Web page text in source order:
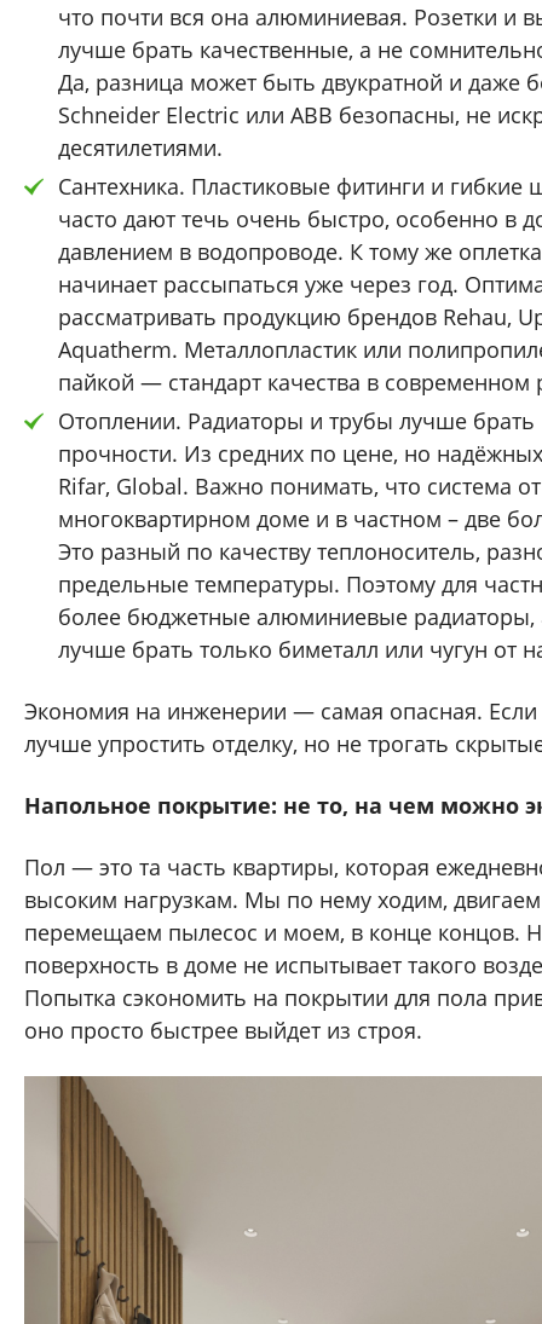
что почти вся она алюминиевая. Розетки и
лучше брать качественные, а не
Да, разница может быть двукратной и даже
Schneider Electric или ABB безопасны, не
десятилетиями.
Сантехника. Пластиковые фитинги и гибкие
часто дают течь очень быстро, особенно в
давлением в водопроводе. К тому же
начинает рассыпаться уже через год.
рассматривать продукцию брендов Rehau,
Aquatherm. Металлопластик или
пайкой — стандарт качества в современном
Отоплении. Радиаторы и трубы лучше брать
прочности. Из средних по цене, но
Rifar, Global. Важно понимать, что система
многоквартирном доме и в частном – две
Это разный по качеству теплоноситель,
предельные температуры. Поэтому для
более бюджетные алюминиевые радиаторы,
лучше брать только биметалл или чугун от
Экономия на инженерии — самая опасная.
лучше упростить отделку, но не трогать
Напольное покрытие: не то, на чем можно
Пол — это та часть квартиры, которая
высоким нагрузкам. Мы по нему ходим,
перемещаем пылесос и моем, в конце концов.
поверхность в доме не испытывает такого
Попытка сэкономить на покрытии для пола
оно просто быстрее выйдет из строя.